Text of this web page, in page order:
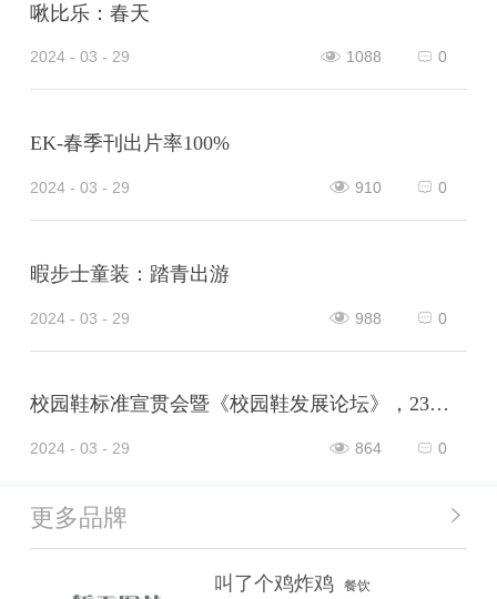
啾比乐：春天
2024 - 03 - 29 0
1088
EK-春季刊出片率100%
2024 - 03 - 29 0
910
暇步士童装：踏青出游
2024 - 03 - 29 0
988
校园鞋标准宣贯会暨《校园鞋发展论坛》，23日在山东泰安肥城市隆重举行，意味着校园鞋普及推广的破冰之旅，正式开启！
2024 - 03 - 29 0
864
更多品牌
叫了个鸡炸鸡 餐饮